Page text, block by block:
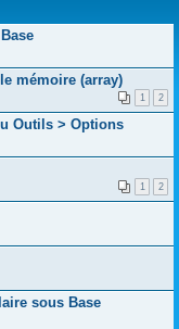
mémoire (array)
1 2
Outils > Options
1 2
sous Base